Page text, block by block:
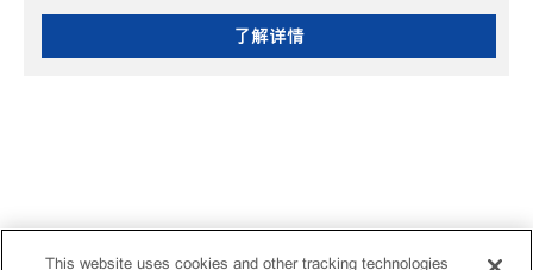
了解详情
This website uses cookies and other tracking technologies